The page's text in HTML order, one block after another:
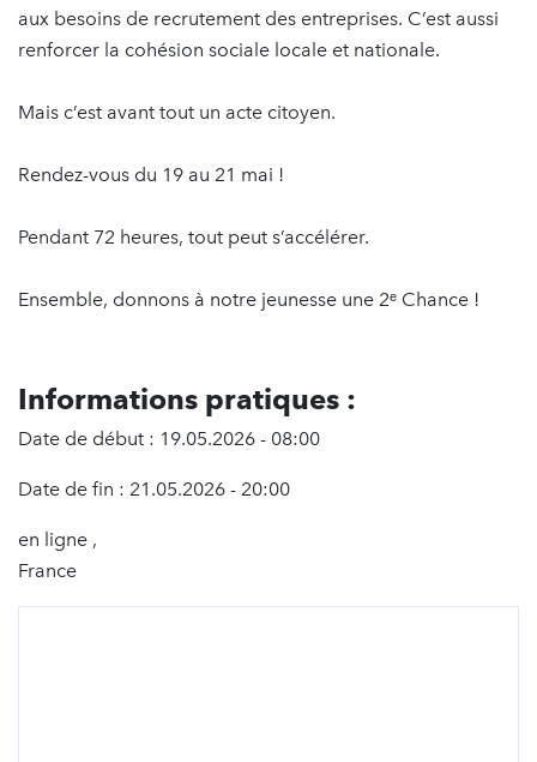
aux besoins de recrutement des entreprises. C’est aussi
renforcer la cohésion sociale locale et nationale.
Mais c’est avant tout un acte citoyen.
Rendez-vous du 19 au 21 mai !
Pendant 72 heures, tout peut s’accélérer.
Ensemble, donnons à notre jeunesse une 2ᵉ Chance !
Informations pratiques :
Date de début : 19.05.2026 - 08:00
Date de fin : 21.05.2026 - 20:00
en ligne ,
France